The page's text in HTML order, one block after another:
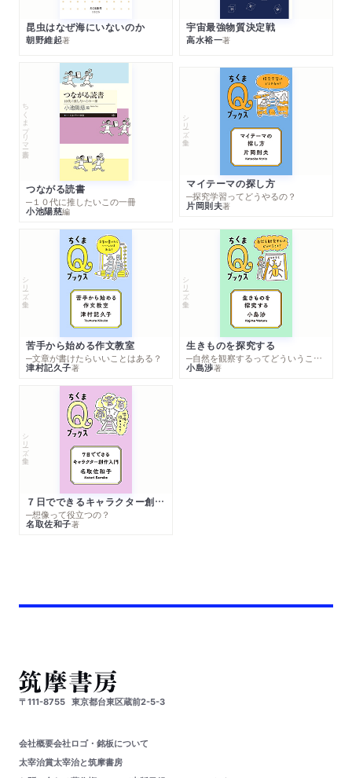
昆虫はなぜ海にいないのか
朝野維起著
宇宙最強物質決定戦
高水裕一著
ちくまプリマー新書
つながる読書
─１０代に推したいこの一冊
小池陽慈編
シリーズ・全集
マイテーマの探し方
─探究学習ってどうやるの？
片岡則夫著
シリーズ・全集
苦手から始める作文教室
─文章が書けたらいいことはある？
津村記久子著
シリーズ・全集
生きものを探究する
─自然を観察するってどういうこと？
小島渉著
シリーズ・全集
７日でできるキャラクター創作入門
─想像って役立つの？
名取佐和子著
〒111-8755 東京都台東区蔵前2-5-3
会社概要会社ロゴ・銘板について
太宰治賞太宰治と筑摩書房